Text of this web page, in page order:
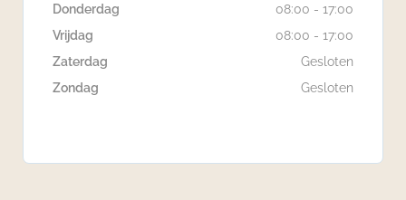
Donderdag
08:00 - 17:00
Vrijdag
08:00 - 17:00
Zaterdag
Gesloten
Zondag
Gesloten